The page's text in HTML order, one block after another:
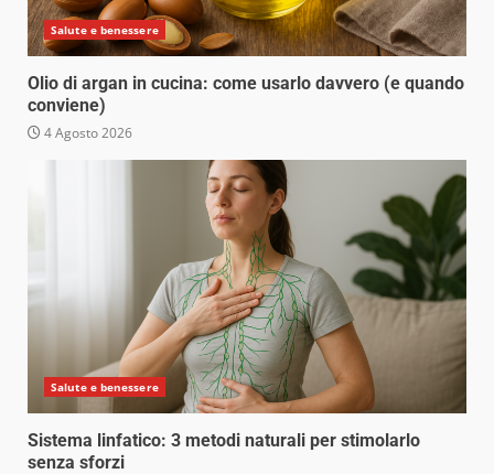
Salute e benessere
Olio di argan in cucina: come usarlo davvero (e quando
conviene)
4 Agosto 2026
Salute e benessere
Sistema linfatico: 3 metodi naturali per stimolarlo
senza sforzi